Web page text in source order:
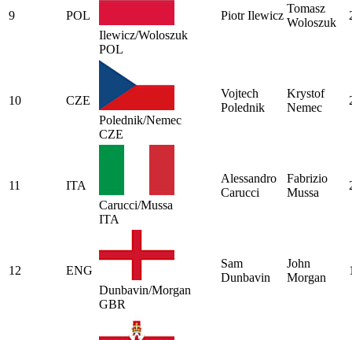
9
POL
Ilewicz/Woloszuk
POL
Piotr Ilewicz
Tomasz
Woloszuk
10
CZE
Polednik/Nemec
CZE
Vojtech
Polednik
Krystof
Nemec
11
ITA
Carucci/Mussa
ITA
Alessandro
Carucci
Fabrizio
Mussa
12
ENG
Dunbavin/Morgan
GBR
Sam
Dunbavin
John
Morgan